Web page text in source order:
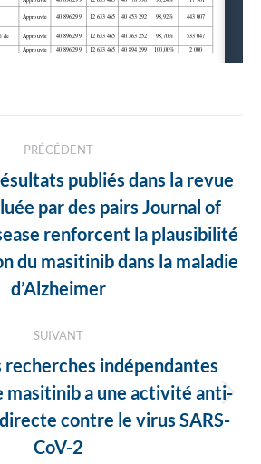
PRÉCÉDENT
Article
précédent
:
publiés dans la revue
par des pairs Journal of
renforcent la plausibilité
du masitinib dans la maladie
d’Alzheimer
SUIVANT
Article
suivant
:
recherches indépendantes
masitinib a une activité anti-
contre le virus SARS-
CoV-2